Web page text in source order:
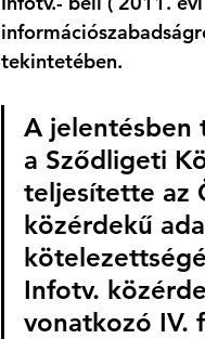
tekintetében.
A jelentésben
a Sződligeti
teljesítette az
közérdekű
Infotv.
vonatkozó IV.